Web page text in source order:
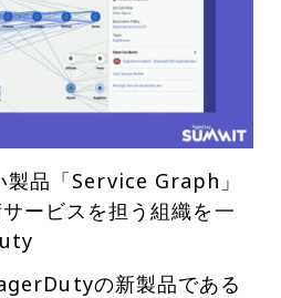
品「Service Graph」
ービスを担う組織を一
の新製品である